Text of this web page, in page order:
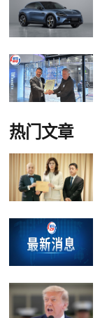
热门文章